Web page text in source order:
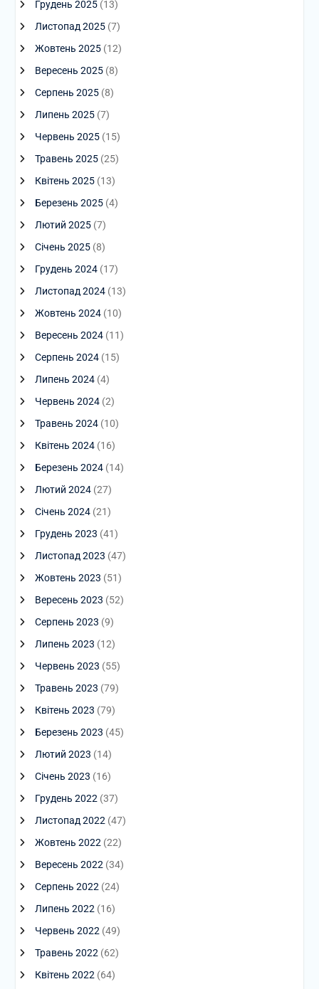
Грудень 2025(13)
Листопад 2025(7)
Жовтень 2025(12)
Вересень 2025(8)
Серпень 2025(8)
Липень 2025(7)
Червень 2025(15)
Травень 2025(25)
Квітень 2025(13)
Березень 2025(4)
Лютий 2025(7)
Січень 2025(8)
Грудень 2024(17)
Листопад 2024(13)
Жовтень 2024(10)
Вересень 2024(11)
Серпень 2024(15)
Липень 2024(4)
Червень 2024(2)
Травень 2024(10)
Квітень 2024(16)
Березень 2024(14)
Лютий 2024(27)
Січень 2024(21)
Грудень 2023 (41)
Листопад 2023 (47)
Жовтень 2023 (51)
Вересень 2023 (52)
Серпень 2023 (9)
Липень 2023 (12)
Червень 2023 (55)
Травень 2023 (79)
Квітень 2023 (79)
Березень 2023 (45)
Лютий 2023 (14)
Січень 2023 (16)
Грудень 2022 (37)
Листопад 2022 (47)
Жовтень 2022 (22)
Вересень 2022 (34)
Серпень 2022 (24)
Липень 2022 (16)
Червень 2022 (49)
Травень 2022 (62)
Квітень 2022 (64)